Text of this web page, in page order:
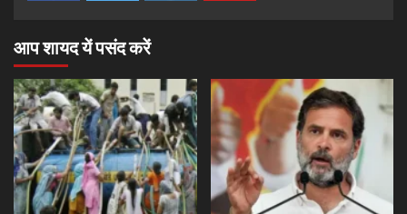
आप शायद यें पसंद करें